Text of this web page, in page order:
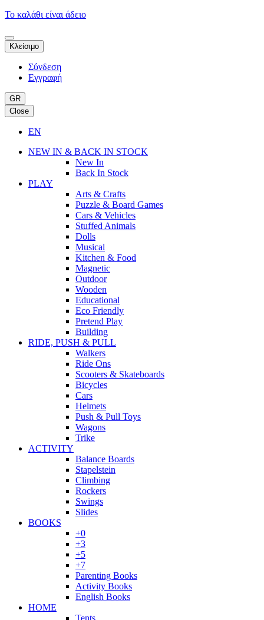
Το καλάθι είναι άδειο
Κλείσιμο
Σύνδεση
Εγγραφή
GR
Close
EN
NEW IN & BACK IN STOCK
New In
Back In Stock
PLAY
Arts & Crafts
Puzzle & Board Games
Cars & Vehicles
Stuffed Animals
Dolls
Musical
Kitchen & Food
Magnetic
Outdoor
Wooden
Educational
Eco Friendly
Pretend Play
Building
RIDE, PUSH & PULL
Walkers
Ride Ons
Scooters & Skateboards
Bicycles
Cars
Helmets
Push & Pull Toys
Wagons
Trike
ACTIVITY
Balance Boards
Stapelstein
Climbing
Rockers
Swings
Slides
BOOKS
+0
+3
+5
+7
Parenting Books
Activity Books
English Books
HOME
Tents